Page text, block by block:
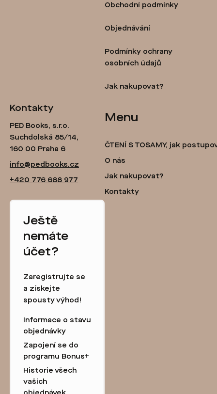
Obchodní podmínky
Objednávání
Podmínky ochrany
osobních údajů
Jak nakupovat?
Kontakty
PED Books, s.r.o.
Suchdolská 85/14,
160 00 Praha 6
info@pedbooks.cz
+420 776 688 977
Menu
ČTENÍ S TOSAMY, jak
O nás
Jak nakupovat?
Kontakty
Ještě
nemáte
účet?
Zaregistrujte se
a získejte
spousty výhod!
Informace o stavu
objednávky
Zapojení se do
programu Bonus+
Historie všech
vašich